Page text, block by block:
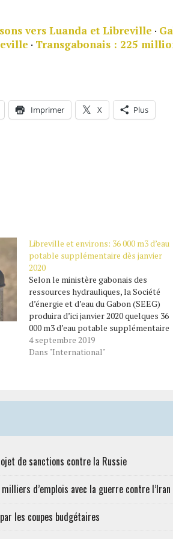
vers Luanda et Libreville ·
· Transgabonais : 225
Imprimer X Plus
Libreville et environs: 36 000 m3 d’eau
potable supplémentaire dès janvier
2020
Selon le ministère gabonais des
ressources hydrauliques, la Société
d’énergie et d’eau du Gabon (SEEG)
produira d’ici janvier 2020 quelques 36
000 m3 d’eau potable supplémentaire
pour Libreville et ses environs qui
connaissent toujours un stress
4 septembre 2019
Dans "International"
de sanctions contre la Russie
d’emplois avec la guerre contre l’Iran
les coupes budgétaires